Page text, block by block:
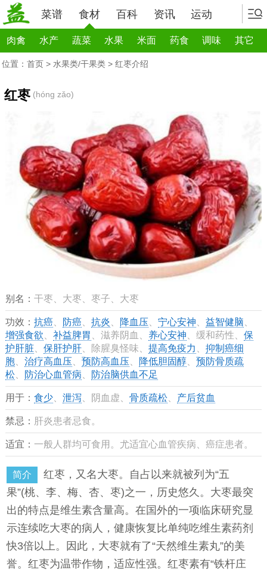
菜谱 食材 百科 资讯 运动
肉禽 水产 蔬菜 水果 米面 药食 调味 其它
位置： 首页 > 水果类/干果类 > 红枣介绍
红枣 (hóng zǎo)
别名： 干枣、大枣、枣子、大枣
功效： 抗癌、 防癌、 抗炎 降血压 宁心安神 益智健脑
增强食欲
补益脾胃 、滋养阴血、 养心安神 、缓和药性、 保
护肝脏、 保肝护肝、除腥臭怪味、 提高免疫力
抑制癌细
胞、 治疗高血压 预防高血压 降低胆固醇、 预防骨质疏
松、 防治心血管病 防治脑供血不足
用于： 食少、 泄泻、阴血虚、 骨质疏松、 产后贫血
禁忌： 肝炎患者忌食。
适宜： 一般人群均可食用。尤适宜心血管疾病、癌症患者。
简介
红枣，又名大枣。自占以来就被列为“五
果”(桃、李、梅、杏、枣)之一，历史悠久。大枣最突
出的特点是维生素含量高。在国外的一项临床研究显
示连续吃大枣的病人，健康恢复比单纯吃维生素药剂
快3倍以上。因此，大枣就有了“天然维生素丸”的美
誉。红枣为温带作物，适应性强。红枣素有“铁杆庄